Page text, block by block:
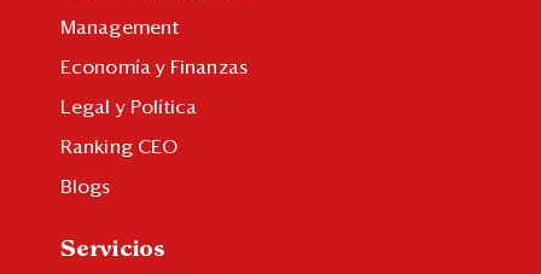
Management
Economía y Finanzas
Legal y Política
Ranking CEO
Blogs
Servicios